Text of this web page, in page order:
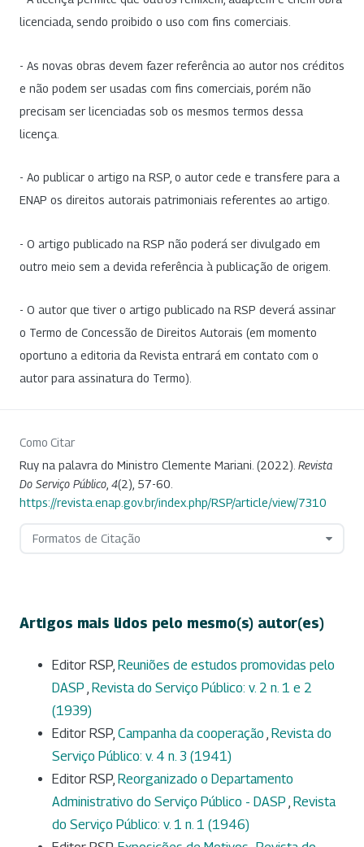
licenciada, sendo proibido o uso com fins comerciais.
- As novas obras devem fazer referência ao autor nos créditos
e não podem ser usadas com fins comerciais, porém não
precisam ser licenciadas sob os mesmos termos dessa
licença.
- Ao publicar o artigo na RSP, o autor cede e transfere para a
ENAP os direitos autorais patrimoniais referentes ao artigo.
- O artigo publicado na RSP não poderá ser divulgado em
outro meio sem a devida referência à publicação de origem.
- O autor que tiver o artigo publicado na RSP deverá assinar
o Termo de Concessão de Direitos Autorais (em momento
oportuno a editoria da Revista entrará em contato com o
autor para assinatura do Termo).
Como Citar
Ruy na palavra do Ministro Clemente Mariani. (2022). Revista
Do Serviço Público, 4(2), 57-60.
https://revista.enap.gov.br/index.php/RSP/article/view/7310
Formatos de Citação
Artigos mais lidos pelo mesmo(s) autor(es)
Editor RSP, Reuniões de estudos promovidas pelo
DASP , Revista do Serviço Público: v. 2 n. 1 e 2
(1939)
Editor RSP, Campanha da cooperação , Revista do
Serviço Público: v. 4 n. 3 (1941)
Editor RSP, Reorganizado o Departamento
Administrativo do Serviço Público - DASP , Revista
do Serviço Público: v. 1 n. 1 (1946)